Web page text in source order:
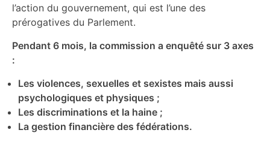
l’action du gouvernement, qui est l’une des
prérogatives du Parlement.
Pendant 6 mois, la commission a enquêté sur 3 axes
:
Les violences, sexuelles et sexistes mais aussi
psychologiques et physiques ;
Les discriminations et la haine ;
La gestion financière des fédérations.